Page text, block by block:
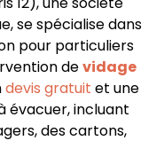
se spécialise dans
pour particuliers
devidage
devis gratuit et une
évacuer, incluant
des cartons,